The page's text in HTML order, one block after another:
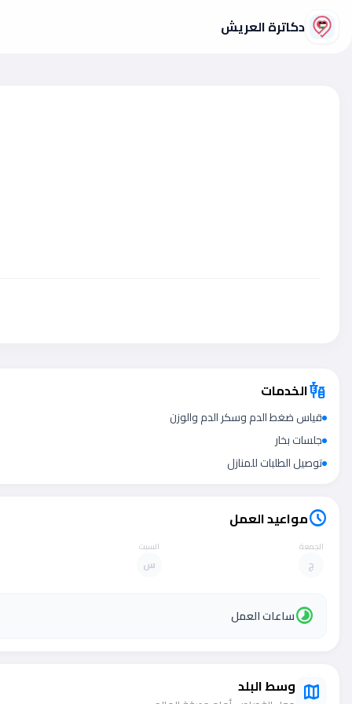
دكاترة العريش
vaccinesالخدمات
قياس ضغط الدم وسكر الدم والوزن
جلسات بخار
توصيل الطلبات للمنازل
scheduleمواعيد العمل
الجمعة
ج
السبت
س
timelapseساعات العمل
map وسط البلد